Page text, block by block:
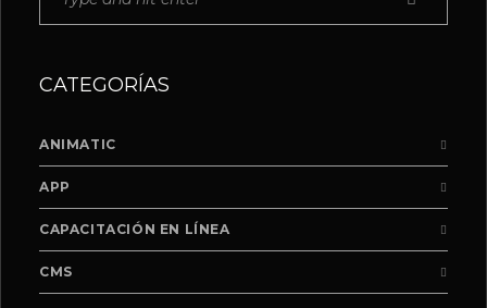
CATEGORÍAS
ANIMATIC
APP
CAPACITACIÓN EN LÍNEA
CMS